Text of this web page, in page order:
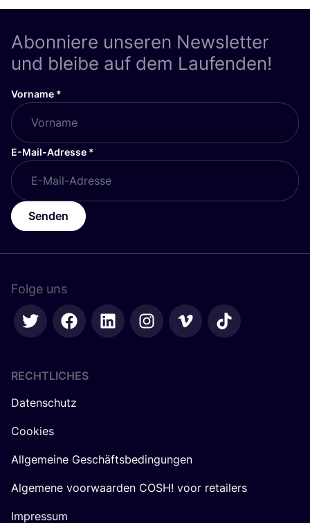
Abonniere unseren Newsletter
und bleibe auf dem Laufenden!
Vorname *
E-Mail-Adresse *
Senden
Folge uns
RECHTLICHES
Datenschutz
Cookies
Allgemeine Geschäftsbedingungen
Algemene voorwaarden COSH! voor retailers
Impressum